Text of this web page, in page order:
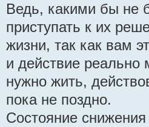
Ведь, какими бы не
приступать к их
жизни, так как вам
и действие реально
нужно жить,
пока не поздно.
Состояние